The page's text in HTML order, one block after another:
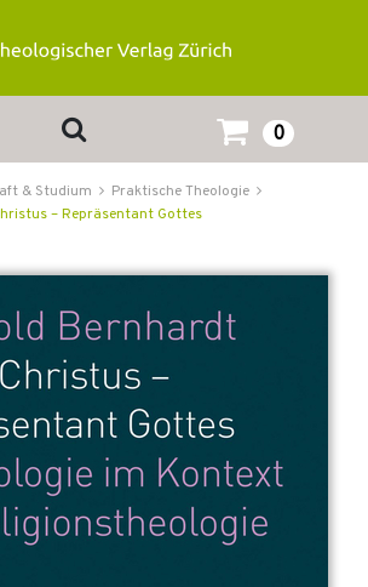
0
& Studium
Praktische Theologie
– Repräsentant Gottes